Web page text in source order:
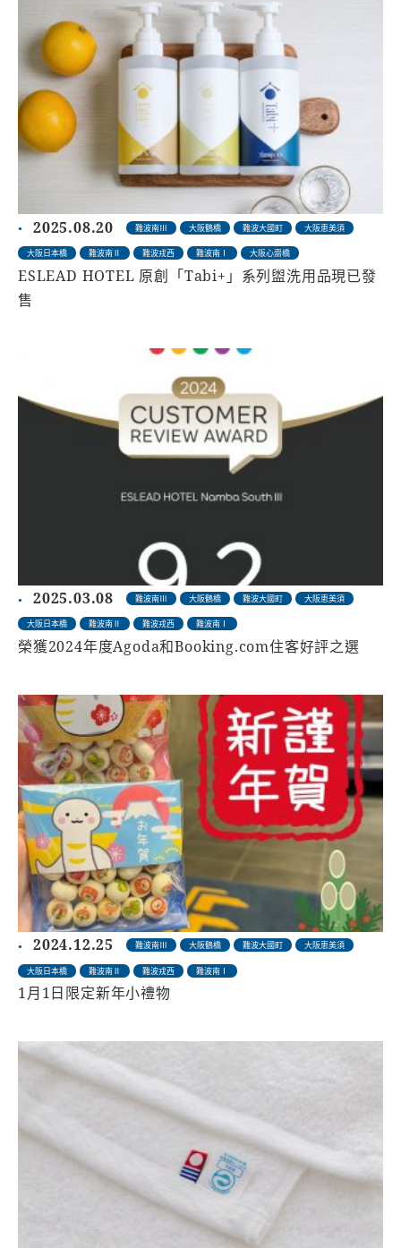
2025.08.20 難波南Ⅲ 大阪鶴橋 難波大國町 大阪恵美須
大阪日本橋 難波南Ⅱ 難波戎西 難波南Ⅰ 大阪心齋橋
ESLEAD HOTEL 原創「Tabi+」系列盥洗用品現已發
售
2025.03.08 難波南Ⅲ 大阪鶴橋 難波大國町 大阪恵美須
大阪日本橋 難波南Ⅱ 難波戎西 難波南Ⅰ
榮獲2024年度Agoda和Booking.com住客好評之選
2024.12.25 難波南Ⅲ 大阪鶴橋 難波大國町 大阪恵美須
大阪日本橋 難波南Ⅱ 難波戎西 難波南Ⅰ
1月1日限定新年小禮物